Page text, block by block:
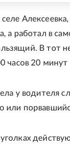
а работал в
В тот
часов 20
у водителя
или